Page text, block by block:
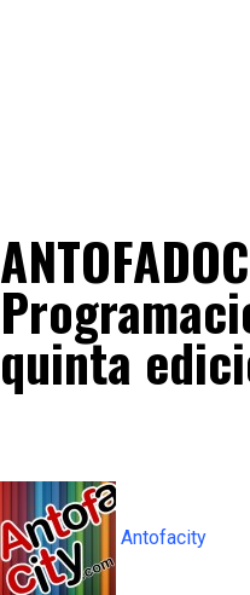
quinta
Antofacity